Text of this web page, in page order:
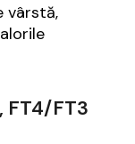
vârstă,
FT4/FT3